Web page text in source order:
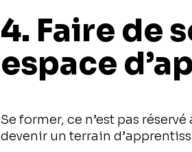
4. Faire de
espace
Se former, ce n’est pas
devenir un terrain